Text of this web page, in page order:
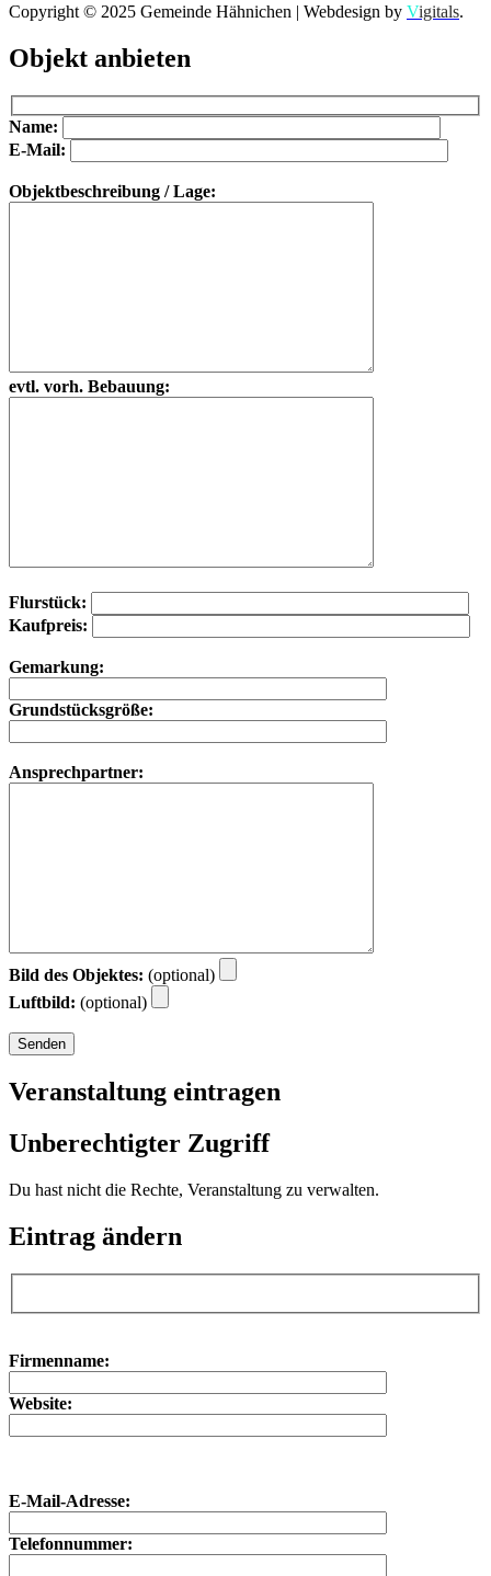
Copyright © 2025 Gemeinde Hähnichen | Webdesign by Vigitals.
Objekt anbieten
Bitte lasse dieses Feld leer.
Bitte lasse dieses Feld leer.
Name:
E-Mail:
Objektbeschreibung / Lage:
evtl. vorh. Bebauung:
Flurstück:
Kaufpreis:
Gemarkung:
Grundstücksgröße:
Ansprechpartner:
Bild des Objektes: (optional)
Luftbild: (optional)
Veranstaltung eintragen
Unberechtigter Zugriff
Du hast nicht die Rechte, Veranstaltung zu verwalten.
Eintrag ändern
Firmenname:
Website:
E-Mail-Adresse:
Telefonnummer: